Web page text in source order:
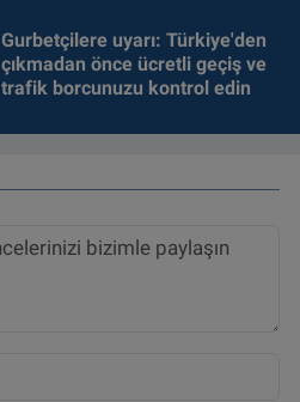
Gurbetçilere uyarı: Türkiye'den
çıkmadan önce ücretli geçiş ve
trafik borcunuzu kontrol edin